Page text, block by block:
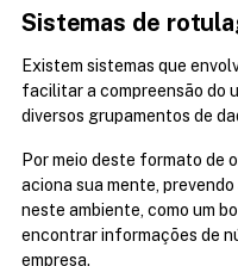
Sistemas de
Existem sistemas que
facilitar a compreensão do
diversos grupamentos de
Por meio deste formato de
aciona sua mente,
neste ambiente, como um
encontrar informações de
empresa.